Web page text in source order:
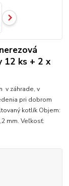
12 ks + 2 x
v záhrade, v
pri dobrom
kotlík Objem:
mm. Veľkosť: